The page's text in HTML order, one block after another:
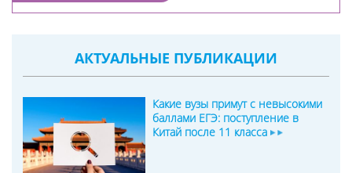
АКТУАЛЬНЫЕ ПУБЛИКАЦИИ
Какие вузы примут с невысокими
баллами ЕГЭ: поступление в
Китай после 11 класса